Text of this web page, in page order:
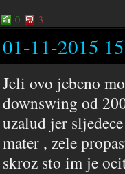
0 3
01-11-2015
Jeli ovo jebeno
downswing od
uzalud jer
mater , zele
skroz sto im je